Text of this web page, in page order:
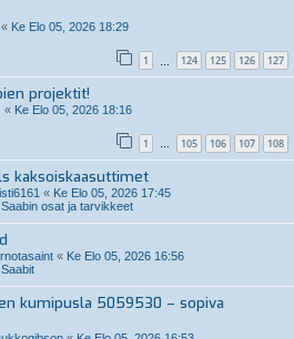
« Ke Elo 05, 2026 18:29
1 124 125 126 127
projektit!
« Ke Elo 05, 2026 18:16
1 … 105 106 107 108
kaksoiskaasuttimet
« Ke Elo 05, 2026 17:45
osat ja tarvikkeet
« Ke Elo 05, 2026 16:56
kumipusla 5059530 – sopiva